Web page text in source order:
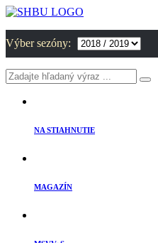
Výber sezóny:
NA STIAHNUTIE
MAGAZÍN